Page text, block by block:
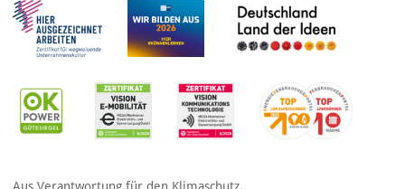
Aus Verantwortung für den Klimaschutz.